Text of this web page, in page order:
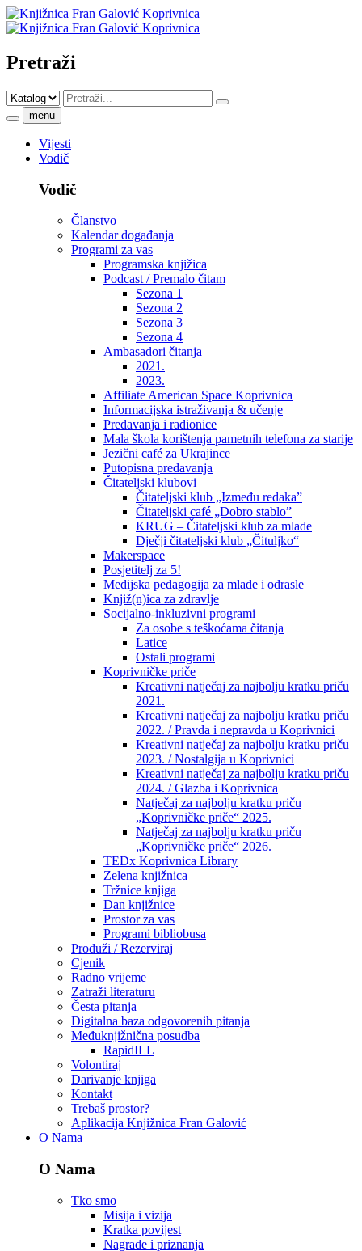
Pretraži
menu
Vijesti
Vodič
Vodič
Članstvo
Kalendar događanja
Programi za vas
Programska knjižica
Podcast / Premalo čitam
Sezona 1
Sezona 2
Sezona 3
Sezona 4
Ambasadori čitanja
2021.
2023.
Affiliate American Space Koprivnica
Informacijska istraživanja & učenje
Predavanja i radionice
Mala škola korištenja pametnih telefona za starije
Jezični café za Ukrajince
Putopisna predavanja
Čitateljski klubovi
Čitateljski klub „Između redaka”
Čitateljski café „Dobro stablo”
KRUG – Čitateljski klub za mlade
Dječji čitateljski klub „Čituljko“
Makerspace
Posjetitelj za 5!
Medijska pedagogija za mlade i odrasle
Knjiž(n)ica za zdravlje
Socijalno-inkluzivni programi
Za osobe s teškoćama čitanja
Latice
Ostali programi
Koprivničke priče
Kreativni natječaj za najbolju kratku priču
2021.
Kreativni natječaj za najbolju kratku priču
2022. / Pravda i nepravda u Koprivnici
Kreativni natječaj za najbolju kratku priču
2023. / Nostalgija u Koprivnici
Kreativni natječaj za najbolju kratku priču
2024. / Glazba i Koprivnica
Natječaj za najbolju kratku priču
„Koprivničke priče“ 2025.
Natječaj za najbolju kratku priču
„Koprivničke priče“ 2026.
TEDx Koprivnica Library
Zelena knjižnica
Tržnice knjiga
Dan knjižnice
Prostor za vas
Programi bibliobusa
Produži / Rezerviraj
Cjenik
Radno vrijeme
Zatraži literaturu
Česta pitanja
Digitalna baza odgovorenih pitanja
Međuknjižnična posudba
RapidILL
Volontiraj
Darivanje knjiga
Kontakt
Trebaš prostor?
Aplikacija Knjižnica Fran Galović
O Nama
O Nama
Tko smo
Misija i vizija
Kratka povijest
Nagrade i priznanja